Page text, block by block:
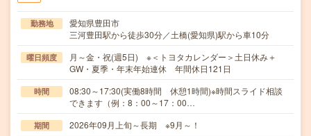
勤務地
愛知県豊田市
三河豊田駅から徒歩30分／土橋(愛知県)駅から車10分
曜日頻度
月～金・祝(週5日) ※＜トヨタカレンダー＞土日休み＋
GW・夏季・年末年始連休 年間休日121日
時間
08:30～17:30(実働8時間 休憩1時間)※時間スライド相談
できます（例：8：00～17：00…
期間 2026年09月上旬～長期 ※9月～！